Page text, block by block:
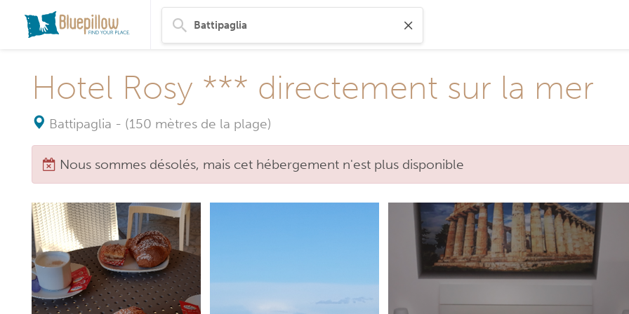
Hotel Rosy *** directement sur la mer
Battipaglia - (150 mètres de la plage)
Nous sommes désolés, mais cet hébergement n'est plus disponible